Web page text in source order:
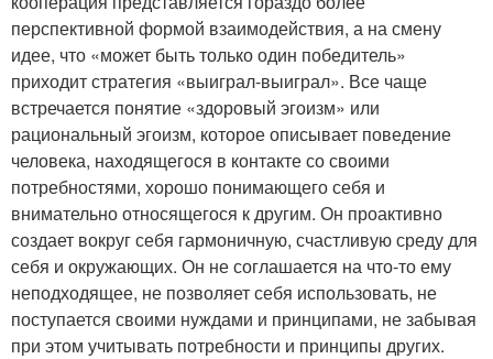
перспективной формой взаимодействия, а на смену
идее, что «может быть только один победитель»
приходит стратегия «выиграл-выиграл». Все чаще
встречается понятие «здоровый эгоизм» или
рациональный эгоизм, которое описывает поведение
человека, находящегося в контакте со своими
потребностями, хорошо понимающего себя и
внимательно относящегося к другим. Он проактивно
создает вокруг себя гармоничную, счастливую среду для
себя и окружающих. Он не соглашается на что-то ему
неподходящее, не позволяет себя использовать, не
поступается своими нуждами и принципами, не забывая
при этом учитывать потребности и принципы других.